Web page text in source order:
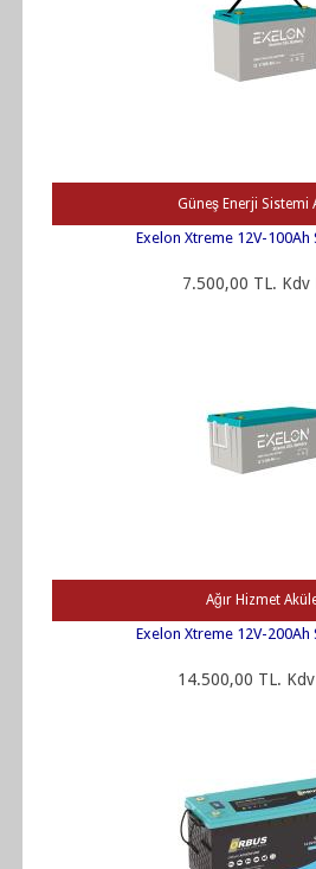
Güneş Enerji Sistemi
Exelon Xtreme 12V-100Ah
7.500,00 TL. Kdv
Ağır Hizmet
Exelon Xtreme 12V-200Ah
14.500,00 TL. Kdv